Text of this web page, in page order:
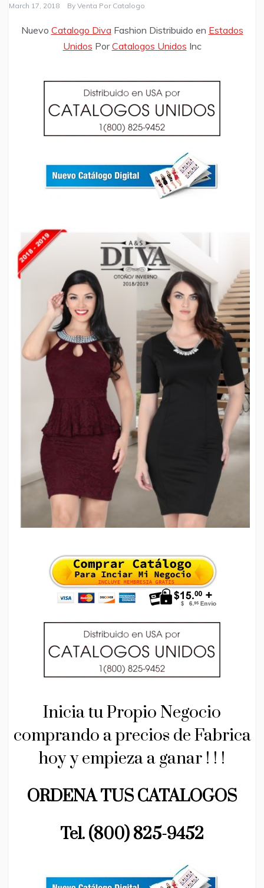
March 17, 2018 By Venta Por Catalogo
Nuevo Catalogo Diva Fashion Distribuido en Estados
Unidos PorCatalogos Unidos Inc
Inicia tu Propio Negocio
comprando a precios de Fabrica
hoy y empieza a ganar ! ! !
ORDENA TUS CATALOGOS
Tel. (800) 825-9452